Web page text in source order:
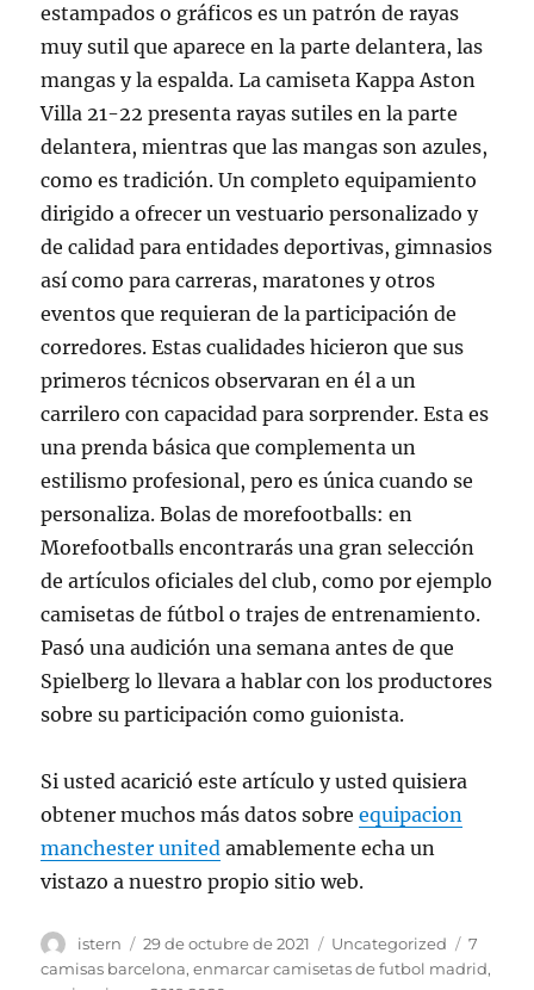
estampados o gráficos es un patrón de rayas
muy sutil que aparece en la parte delantera, las
mangas y la espalda. La camiseta Kappa Aston
Villa 21-22 presenta rayas sutiles en la parte
delantera, mientras que las mangas son azules,
como es tradición. Un completo equipamiento
dirigido a ofrecer un vestuario personalizado y
de calidad para entidades deportivas, gimnasios
así como para carreras, maratones y otros
eventos que requieran de la participación de
corredores. Estas cualidades hicieron que sus
primeros técnicos observaran en él a un
carrilero con capacidad para sorprender. Esta es
una prenda básica que complementa un
estilismo profesional, pero es única cuando se
personaliza. Bolas de morefootballs: en
Morefootballs encontrarás una gran selección
de artículos oficiales del club, como por ejemplo
camisetas de fútbol o trajes de entrenamiento.
Pasó una audición una semana antes de que
Spielberg lo llevara a hablar con los productores
sobre su participación como guionista.
Si usted acarició este artículo y usted quisiera
obtener muchos más datos sobreequipacion
manchester united amablemente echa un
vistazo a nuestro propio sitio web.
Autor
istern
Publicado
el
29 de octubre de 2021 Categorías
Uncategorized
7
camisas barcelona,enmarcar camisetas de futbol madrid,